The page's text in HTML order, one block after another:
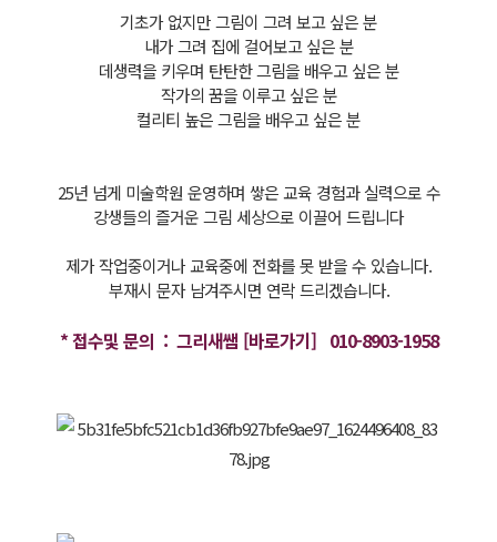
기초가 없지만 그림이 그려 보고 싶은 분
내가 그려 집에 걸어보고 싶은 분
데생력을 키우며 탄탄한 그림을 배우고 싶은 분
작가의 꿈을 이루고 싶은 분
컬리티 높은 그림을 배우고 싶은 분
25년 넘게 미술학원 운영하며 쌓은 교육 경험과 실력으로 수
강생들의 즐거운 그림 세상으로 이끌어 드립니다
제가 작업중이거나 교육중에 전화를 못 받을 수 있습니다.
부재시 문자 남겨주시면 연락 드리겠습니다.
* 접수및 문의  :  그리새쌤 [바로가기]
  010-8903-1958